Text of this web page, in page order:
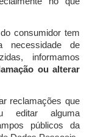
consumidor tem
necessidade de
informamos
ou alterar
reclamações que
alguma
públicos da